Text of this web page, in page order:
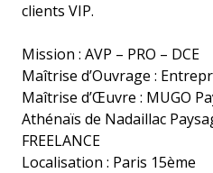
clients VIP.
Mission : AVP – PRO – DCE
Maîtrise d’Ouvrage :
Maîtrise d’Œuvre : MUGO
Athénaïs de Nadaillac
FREELANCE
Localisation : Paris 15ème